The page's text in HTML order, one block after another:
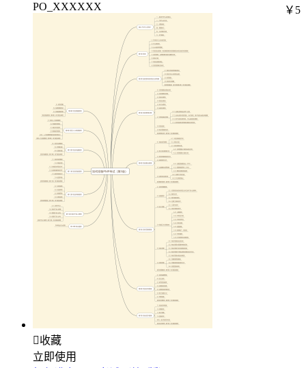
PO_XXXXXX ￥5
收藏
立即使用